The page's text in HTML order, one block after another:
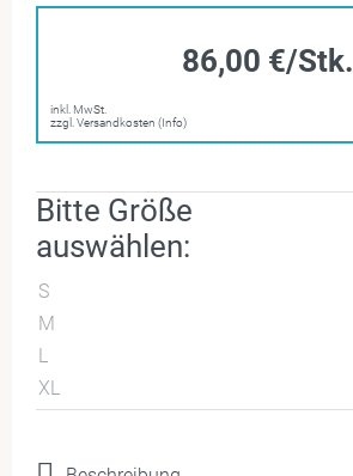
86,00 €/Stk.
inkl. MwSt.
zzgl. Versandkosten (Info)
Bitte Größe
auswählen:
S
M
L
XL